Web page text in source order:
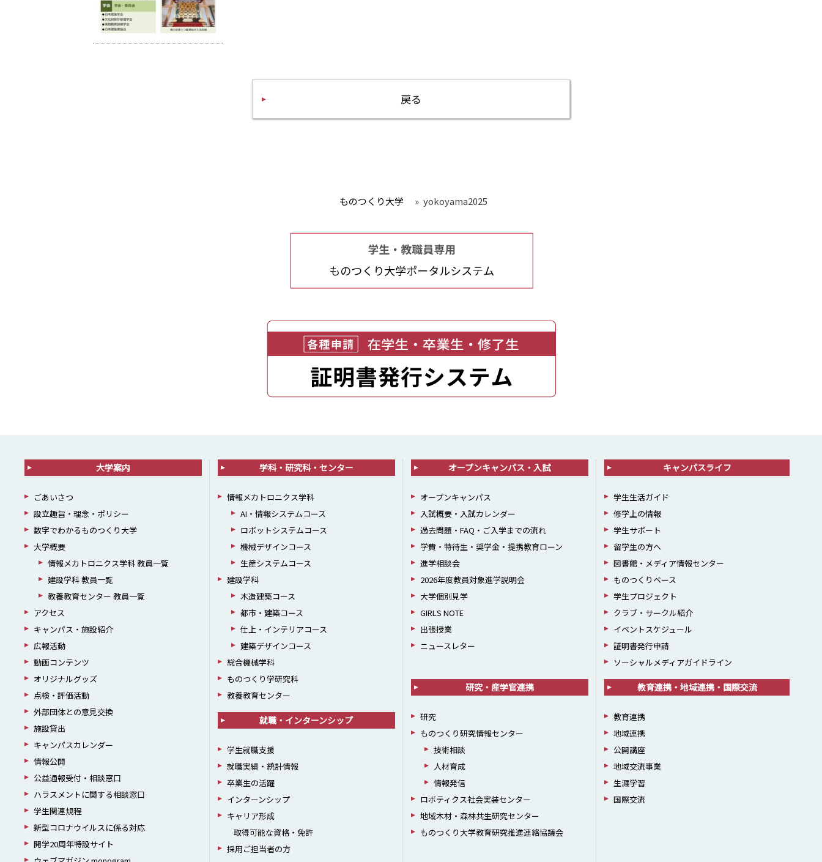
戻る
ものつくり大学 » yokoyama2025
大学案内
ごあいさつ
設立趣旨・理念・ポリシー
数字でわかるものつくり大学
大学概要
情報メカトロニクス学科 教員一覧
建設学科 教員一覧
教養教育センター 教員一覧
アクセス
キャンパス・施設紹介
広報活動
動画コンテンツ
オリジナルグッズ
点検・評価活動
外部団体との意見交換
施設貸出
キャンパスカレンダー
情報公開
公益通報受付・相談窓口
ハラスメントに関する相談窓口
学生関連規程
新型コロナウイルスに係る対応
開学20周年特設サイト
学科・研究科・センター
情報メカトロニクス学科
AI・情報システムコース
ロボットシステムコース
機械デザインコース
生産システムコース
建設学科
木造建築コース
都市・建築コース
仕上・インテリアコース
建築デザインコース
総合機械学科
ものつくり学研究科
教養教育センター
就職・インターンシップ
学生就職支援
就職実績・統計情報
卒業生の活躍
インターンシップ
キャリア形成
取得可能な資格・免許
採用ご担当者の方
オープンキャンパス・入試
オープンキャンパス
入試概要・入試カレンダー
過去問題・FAQ・ご入学までの流れ
学費・特待生・奨学金・提携教育ローン
進学相談会
2026年度教員対象進学説明会
大学個別見学
GIRLS NOTE
出張授業
ニュースレター
研究・産学官連携
研究
ものつくり研究情報センター
技術相談
人材育成
情報発信
ロボティクス社会実装センター
地域木材・森林共生研究センター
ものつくり大学教育研究推進連絡協議会
キャンパスライフ
学生生活ガイド
修学上の情報
学生サポート
留学生の方へ
図書館・メディア情報センター
ものつくりベース
学生プロジェクト
クラブ・サークル紹介
イベントスケジュール
証明書発行申請
ソーシャルメディアガイドライン
教育連携・地域連携・国際交流
教育連携
地域連携
公開講座
地域交流事業
生涯学習
国際交流